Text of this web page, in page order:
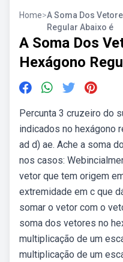
Home>A Soma Dos
Regular Abaixo é
A Soma Dos
Hexágono
Percunta 3 cruzeiro do
indicados no hexágono
ad d) ae. Ache a soma
nos casos:
vetor que tem origem
extremidade em c que
somar o vetor com o
soma dos vetores no
multiplicação de um
multiplicação de um